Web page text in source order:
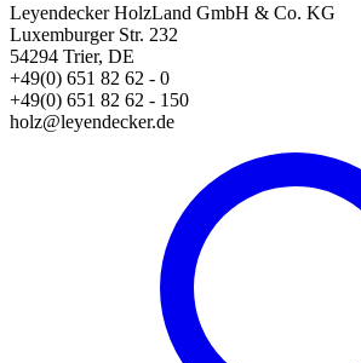
Leyendecker HolzLand GmbH & Co. KG
Luxemburger Str. 232
54294 Trier, DE
+49(0) 651 82 62 - 0
+49(0) 651 82 62 - 150
holz@leyendecker.de